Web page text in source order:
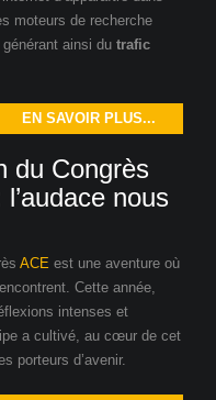
moteurs de recherche
ainsi du trafic
EN SAVOIR PLUS...
du Congrès
nous
ACE est une aventure où
Cette année,
intenses et
a cultivé, au cœur de cet
porteurs d’avenir.